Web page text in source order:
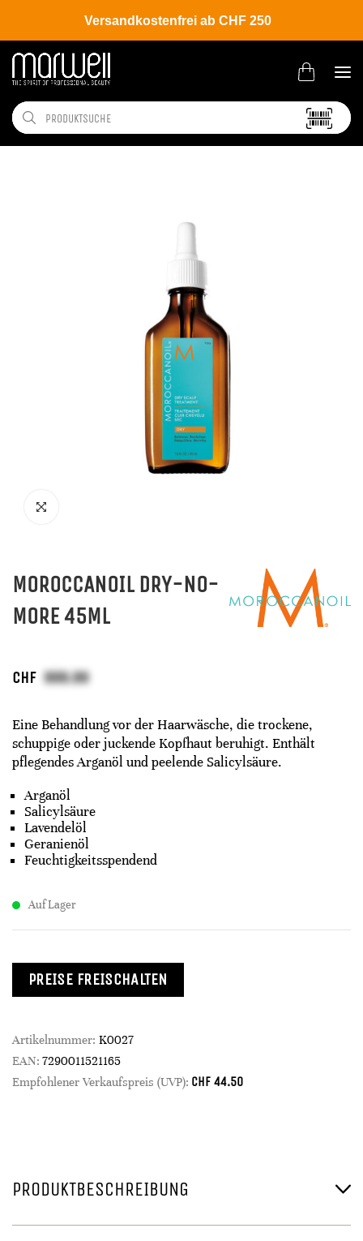
Versandkostenfrei ab CHF 250
Shop Brands Moroccanoil Scalp
MOROCCANOIL DRY-NO-
MORE 45ML
CHF
Eine Behandlung vor der Haarwäsche, die trockene,
schuppige oder juckende Kopfhaut beruhigt. Enthält
pflegendes Arganöl und peelende Salicylsäure.
Arganöl
Salicylsäure
Lavendelöl
Geranienöl
Feuchtigkeitsspendend
Auf Lager
PREISE FREISCHALTEN
Artikelnummer: K0027
EAN: 7290011521165
Empfohlener Verkaufspreis (UVP): CHF 44.50
PRODUKTBESCHREIBUNG